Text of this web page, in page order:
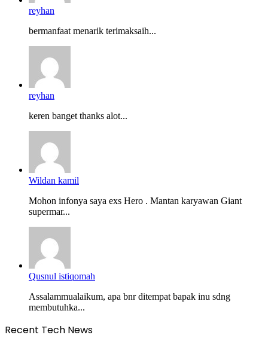
reyhan
bermanfaat menarik terimaksaih...
reyhan
keren banget thanks alot...
Wildan kamil
Mohon infonya saya exs Hero . Mantan karyawan Giant
supermar...
Qusnul istiqomah
Assalammualaikum, apa bnr ditempat bapak inu sdng
membutuhka...
Recent Tech News